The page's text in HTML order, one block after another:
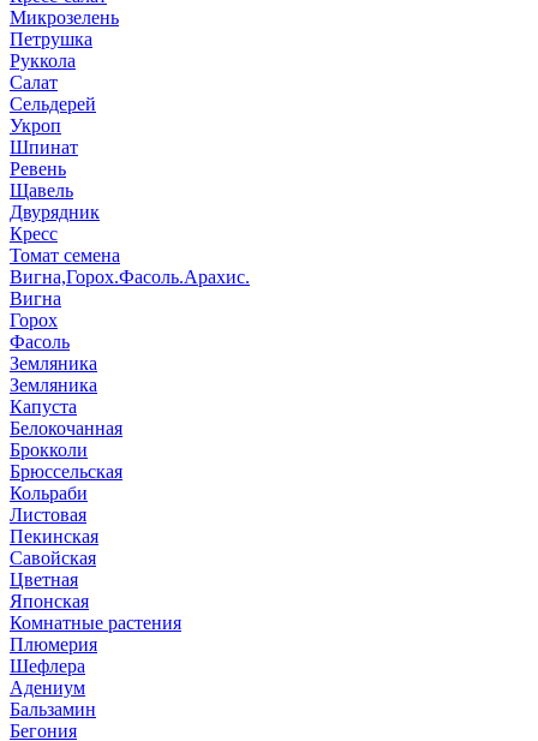
Микрозелень
Петрушка
Руккола
Салат
Сельдерей
Укроп
Шпинат
Ревень
Щавель
Двурядник
Кресс
Томат семена
Вигна,Горох.Фасоль.Арахис.
Вигна
Горох
Фасоль
Земляника
Земляника
Капуста
Белокочанная
Брокколи
Брюссельская
Кольраби
Листовая
Пекинская
Савойская
Цветная
Японская
Комнатные растения
Плюмерия
Шефлера
Адениум
Бальзамин
Бегония